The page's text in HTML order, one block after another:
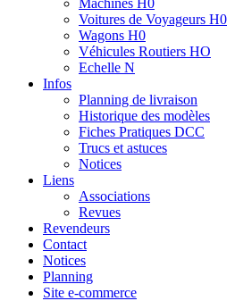
Machines H0
Voitures de Voyageurs H0
Wagons H0
Véhicules Routiers HO
Echelle N
Infos
Planning de livraison
Historique des modèles
Fiches Pratiques DCC
Trucs et astuces
Notices
Liens
Associations
Revues
Revendeurs
Contact
Notices
Planning
Site e-commerce